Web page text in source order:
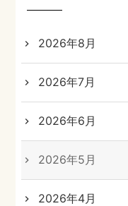
2026年8月
2026年7月
2026年6月
2026年5月
2026年4月